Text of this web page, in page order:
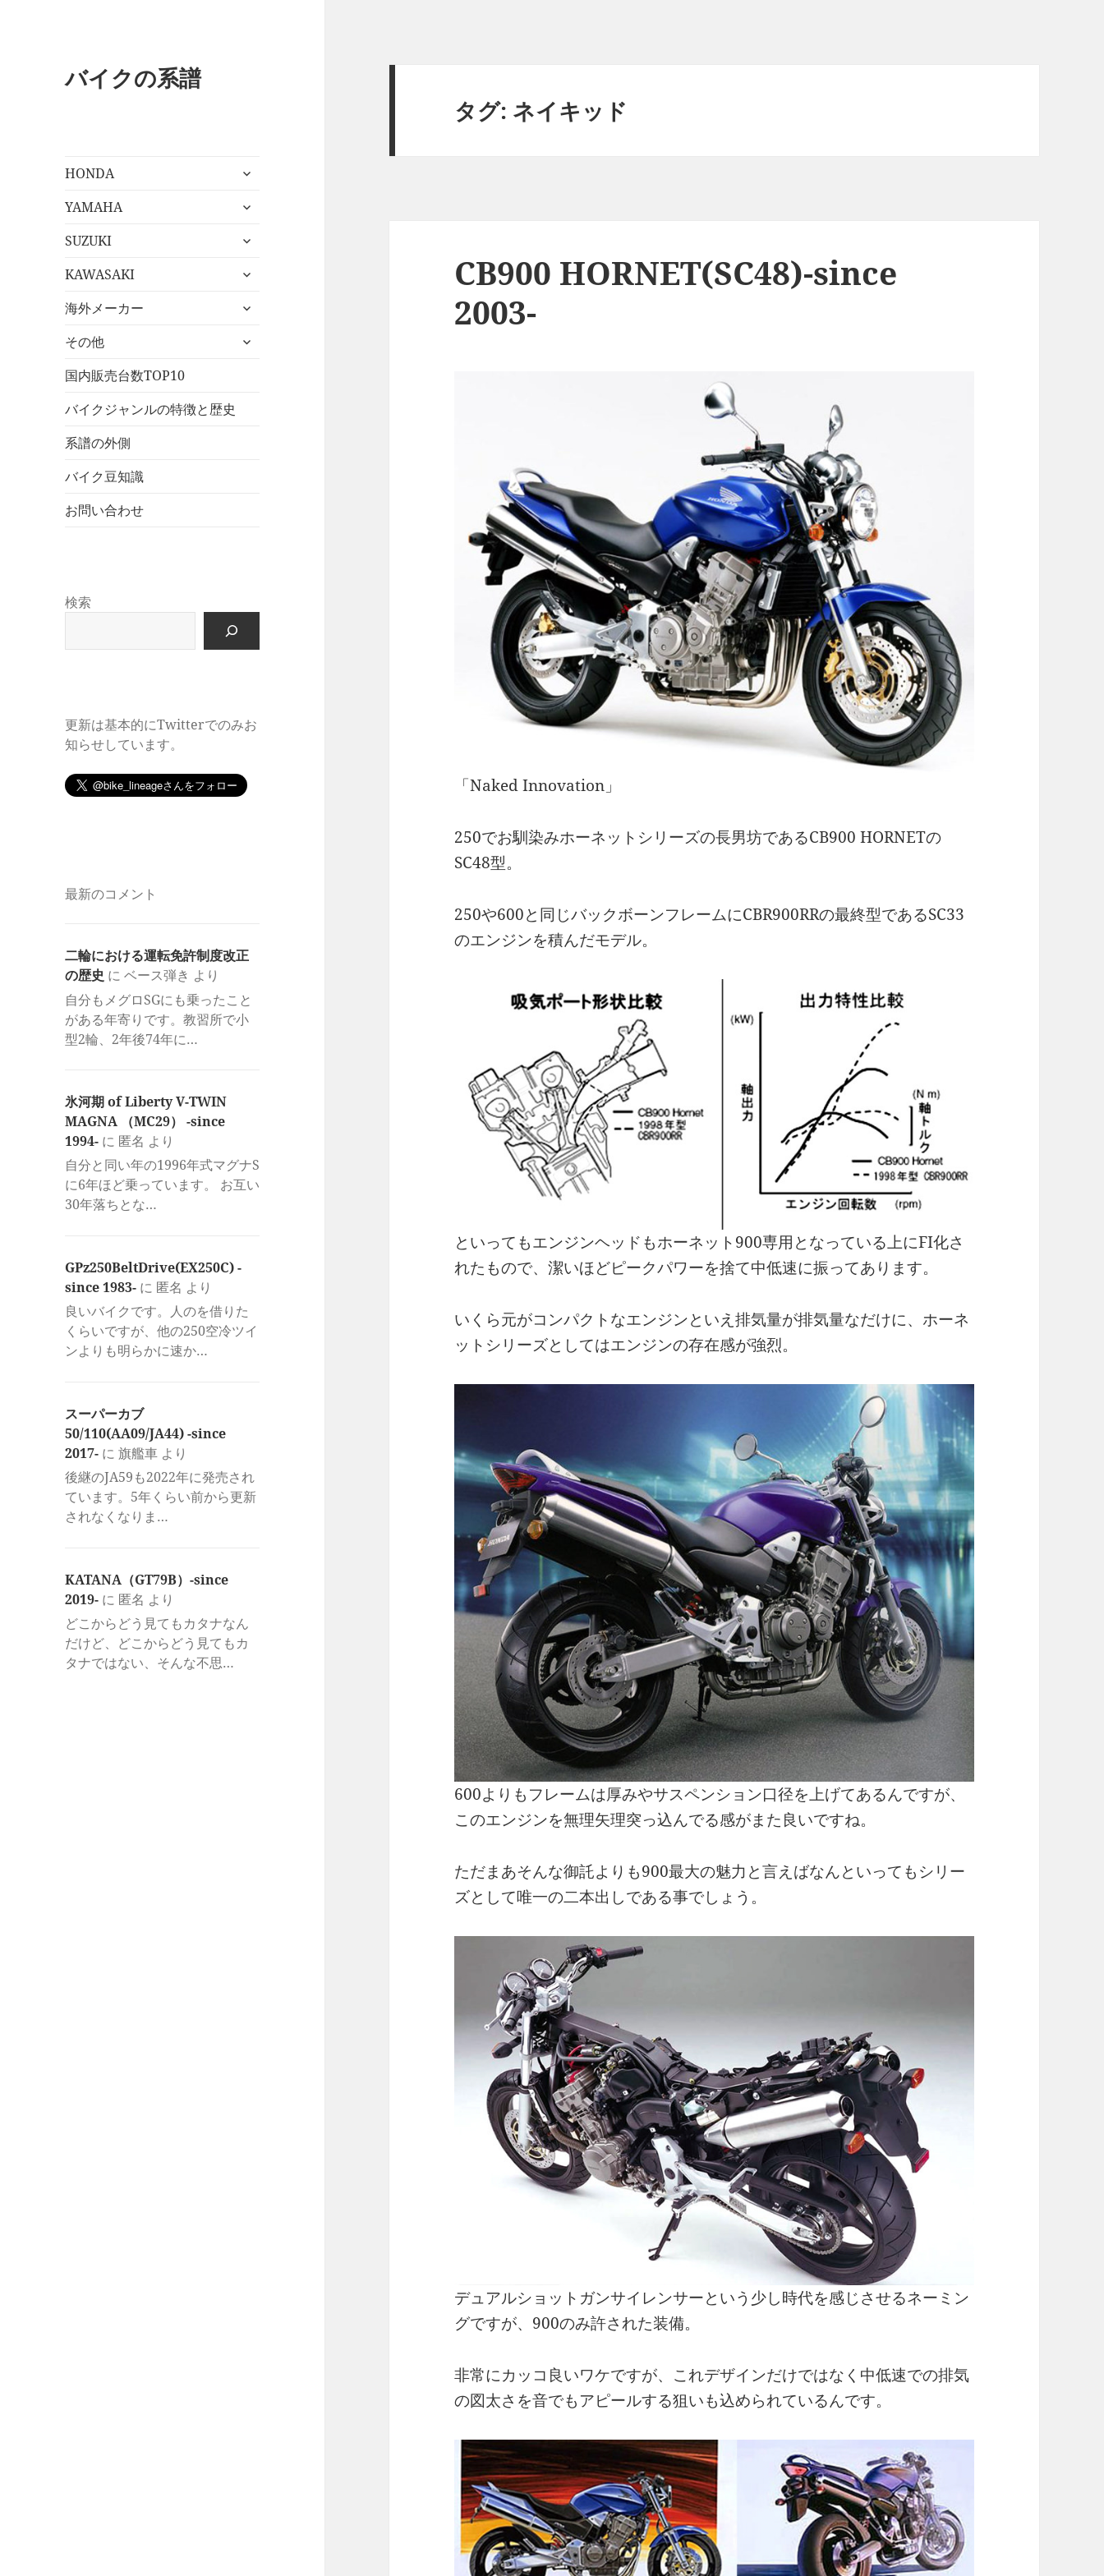
バイクの系譜
HONDA
サ
メ
ュ
を
YAMAHA
サ
メ
ュ
を
SUZUKI
サ
メ
ュ
を
KAWASAKI
サ
メ
ュ
展
開
海外メーカー
サ
メ
を
その他
サ
ュ
国内販売台数TOP10
バイクジャンルの特徴と歴史
系譜の外側
バイク豆知識
お問い合わせ
検索
更新は基本的にTwitterでのみお
知らせしています。
最新のコメント
二輪における運転免許制度改正
の歴史 にベース弾き より
自分もメグロSGにも乗ったこと
がある年寄りです。教習所で小
型2輪、2年後74年に…
氷河期 of Liberty V-TWIN
MAGNA （MC29） -since
1994- に 匿名 より
自分と同い年の1996年式マグナS
に6年ほど乗っています。 お互い
30年落ちとな…
GPz250BeltDrive(EX250C) -
since 1983- に 匿名 より
良いバイクです。人のを借りた
くらいですが、他の250空冷ツイ
ンよりも明らかに速か…
スーパーカブ
50/110(AA09/JA44) -since
2017- に旗艦車 より
後継のJA59も2022年に発売され
ています。5年くらい前から更新
されなくなりま…
KATANA（GT79B）-since
2019- に 匿名 より
どこからどう見てもカタナなん
だけど、どこからどう見てもカ
タナではない、そんな不思…
タグ: ネイキッド
CB900 HORNET(SC48)-since
2003-
「Naked Innovation」
250でお馴染みホーネットシリーズの長男坊であるCB900 HORNETの
SC48型。
250や600と同じバックボーンフレームにCBR900RRの最終型であるSC33
のエンジンを積んだモデル。
といってもエンジンヘッドもホーネット900専用となっている上にFI化さ
れたもので、潔いほどピークパワーを捨て中低速に振ってあります。
いくら元がコンパクトなエンジンといえ排気量が排気量なだけに、ホーネ
ットシリーズとしてはエンジンの存在感が強烈。
600よりもフレームは厚みやサスペンション口径を上げてあるんですが、
このエンジンを無理矢理突っ込んでる感がまた良いですね。
ただまあそんな御託よりも900最大の魅力と言えばなんといってもシリー
ズとして唯一の二本出しである事でしょう。
デュアルショットガンサイレンサーという少し時代を感じさせるネーミン
グですが、900のみ許された装備。
非常にカッコ良いワケですが、これデザインだけではなく中低速での排気
の図太さを音でもアピールする狙いも込められているんです。